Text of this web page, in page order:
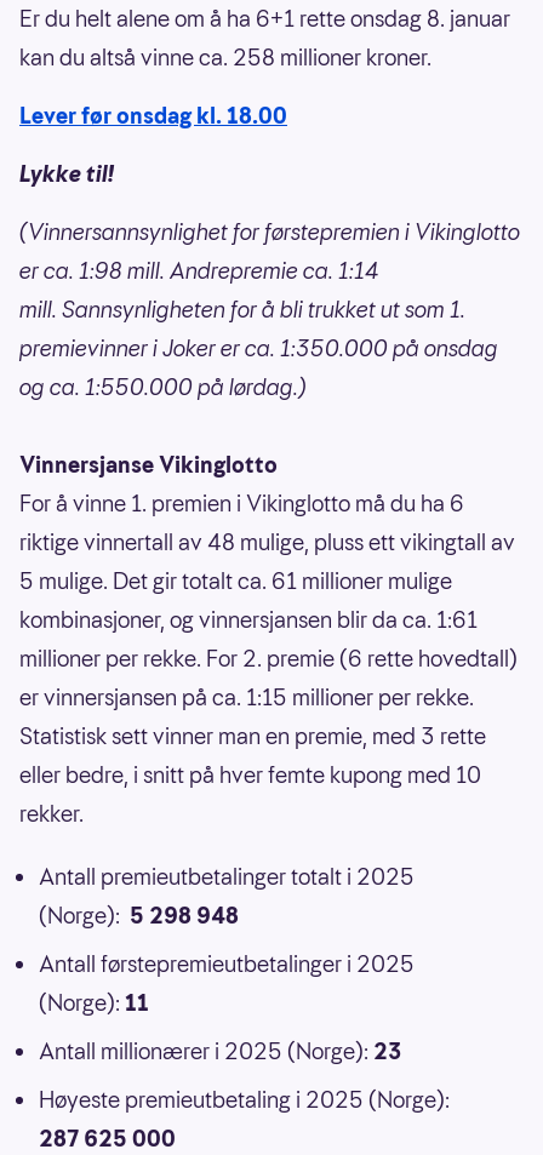
Er du helt alene om å ha 6+1 rette onsdag 8. januar
kan du altså vinne ca. 258 millioner kroner.
Lever før onsdag kl. 18.00
Lykke til!
(Vinnersannsynlighet for førstepremien i Vikinglotto
er ca. 1:98 mill. Andrepremie ca. 1:14
mill. Sannsynligheten for å bli trukket ut som 1.
premievinner i Joker er ca. 1:350.000 på onsdag
og ca. 1:550.000 på lørdag.)
Vinnersjanse Vikinglotto
For å vinne 1. premien i Vikinglotto må du ha 6
riktige vinnertall av 48 mulige, pluss ett vikingtall av
5 mulige. Det gir totalt ca. 61 millioner mulige
kombinasjoner, og vinnersjansen blir da ca. 1:61
millioner per rekke. For 2. premie (6 rette hovedtall)
er vinnersjansen på ca. 1:15 millioner per rekke.
Statistisk sett vinner man en premie, med 3 rette
eller bedre, i snitt på hver femte kupong med 10
rekker.
Antall premieutbetalinger totalt i 2025
(Norge): 5 298 948
Antall førstepremieutbetalinger i 2025
(Norge): 11
Antall millionærer i 2025 (Norge): 23
Høyeste premieutbetaling i 2025 (Norge):
287 625 000